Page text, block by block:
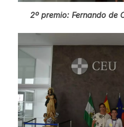
2º premio: Fernando de